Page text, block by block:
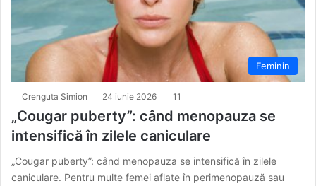
Feminin
Crenguta Simion 24 iunie 2026 11
„Cougar puberty”: când menopauza se
intensifică în zilele caniculare
„Cougar puberty”: când menopauza se intensifică în zilele
caniculare. Pentru multe femei aflate în perimenopauză sau